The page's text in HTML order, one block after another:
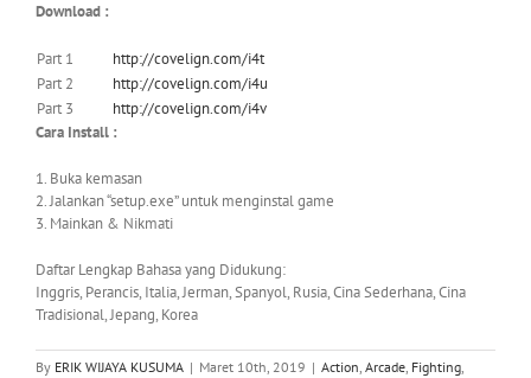
Download :
Part 1
http://covelign.com/i4t
Part 2
http://covelign.com/i4u
Part 3
http://covelign.com/i4v
Cara Install :
1. Buka kemasan
2. Jalankan “setup.exe” untuk menginstal game
3. Mainkan & Nikmati
Daftar Lengkap Bahasa yang Didukung:
Inggris, Perancis, Italia, Jerman, Spanyol, Rusia, Cina Sederhana, Cina
Tradisional, Jepang, Korea
By ERIK WIJAYA KUSUMA | Maret 10th, 2019 | Action, Arcade, Fighting,